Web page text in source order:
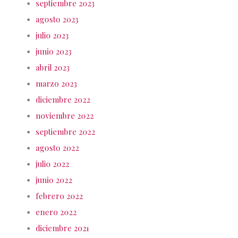
septiembre 2023
agosto 2023
julio 2023
junio 2023
abril 2023
marzo 2023
diciembre 2022
noviembre 2022
septiembre 2022
agosto 2022
julio 2022
junio 2022
febrero 2022
enero 2022
diciembre 2021